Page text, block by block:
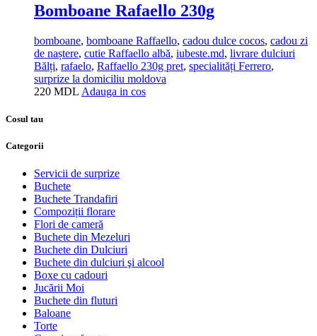
Bomboane Rafaello 230g
bomboane, bomboane Raffaello, cadou dulce cocos, cadou zi
de naștere, cutie Raffaello albă, iubeste.md, livrare dulciuri
Bălți, rafaelo, Raffaello 230g pret, specialități Ferrero,
surprize la domiciliu moldova
220 MDL Adauga in cos
Cosul tau
Categorii
Servicii de surprize
Buchete
Buchete Trandafiri
Compoziții florare
Flori de cameră
Buchete din Mezeluri
Buchete din Dulciuri
Buchete din dulciuri şi alcool
Boxe cu cadouri
Jucării Moi
Buchete din fluturi
Baloane
Torte